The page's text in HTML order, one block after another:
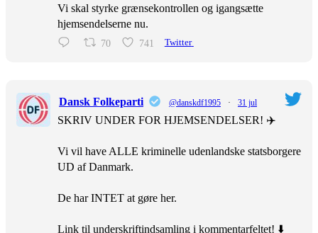
Vi skal styrke grænsekontrollen og igangsætte
hjemsendelserne nu.
70 741 Twitter
Dansk Folkeparti @danskdf1995 · 31 jul
SKRIV UNDER FOR HJEMSENDELSER! ✈️
Vi vil have ALLE kriminelle udenlandske statsborgere
UD af Danmark.
De har INTET at gøre her.
Link til underskriftindsamling i kommentarfeltet! ⬇️